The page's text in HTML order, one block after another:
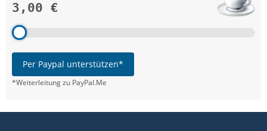
3,00 €
Per Paypal unterstützen*
*Weiterleitung zu PayPal.Me